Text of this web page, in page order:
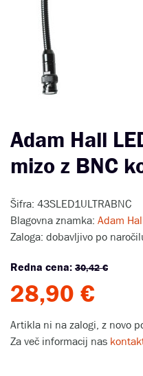
Adam Hall
mizo z BNC
Šifra: 43SLED1ULTRABNC
Blagovna znamka: Adam
Zaloga: dobavljivo po
Redna cena: 30,42 €
28,90 €
Artikla ni na zalogi, z novo
Za več informacij nas